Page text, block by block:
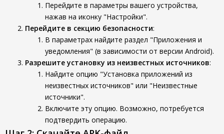
Перейдите в параметры вашего устройства,
нажав на иконку "Настройки".
Перейдите в секцию безопасности:
В параметрах найдите раздел "Приложения и
уведомления" (в зависимости от версии Android).
Разрешите установку из неизвестных источников:
Найдите опцию "Установка приложений из
неизвестных источников" или "Неизвестные
источники".
Включите эту опцию. Возможно, потребуется
подтвердить операцию.